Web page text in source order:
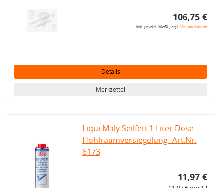
106,75 €
inkl. gesetzl. MwSt., zzgl.Versandkosten
Details
Merkzettel
Liqui Moly Seilfett 1 Liter Dose -
Hohlraumversiegelung -Art.Nr.
6173
11,97 €